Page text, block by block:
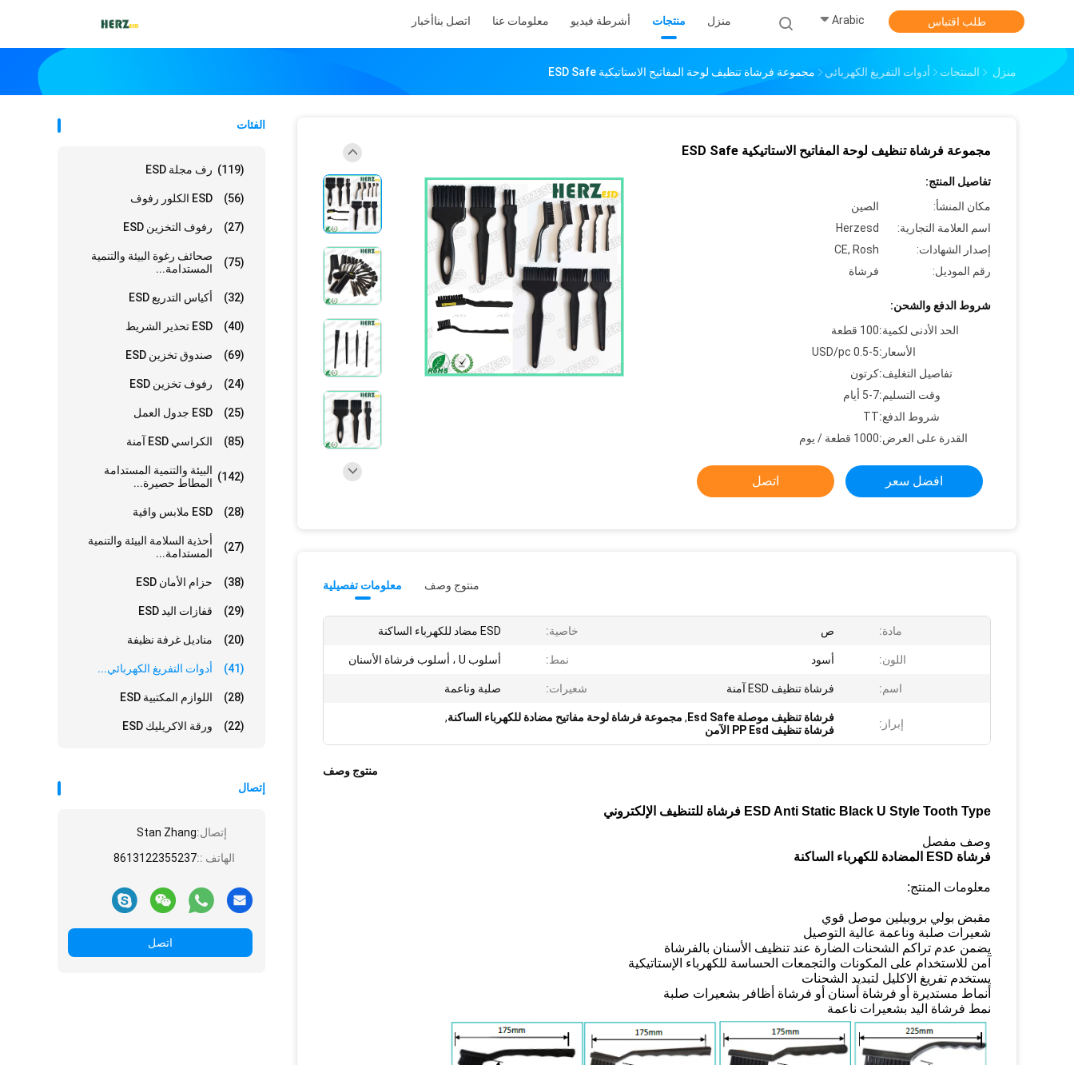
منزل منتجات أشرطة فيديو معلومات عنا اتصل بناأخبار Arabic طلب اقتباس
منزل المنتجات أدوات التفريغ الكهربائي مجموعة فرشاة تنظيف لوحة المفاتيح الاستاتيكية ESD Safe
الفئات
رف مجلة ESD (119)
ESD الكلور رفوف (56)
رفوف التخزين ESD (27)
صحائف رغوة البيئة والتنمية
المستدامة...
(75)
أكياس التدريع ESD (32)
ESD تحذير الشريط (40)
صندوق تخزين ESD (69)
رفوف تخزين ESD (24)
ESD جدول العمل (25)
الكراسي ESD آمنة (85)
البيئة والتنمية المستدامة
المطاط حصيرة...
(142)
ESD ملابس واقية (28)
أحذية السلامة البيئة والتنمية
المستدامة...
(27)
حزام الأمان ESD (38)
قفازات اليد ESD (29)
مناديل غرفة نظيفة (20)
أدوات التفريغ الكهربائي... (41)
اللوازم المكتبية ESD (28)
ورقة الاكريليك ESD (22)
إتصال
إتصال:Stan Zhang
الهاتف ::8613122355237
اتصل
مجموعة فرشاة تنظيف لوحة المفاتيح الاستاتيكية ESD Safe
تفاصيل المنتج:
مكان المنشأ:
الصين
اسم العلامة التجارية:
Herzesd
إصدار الشهادات:
CE, Rosh
رقم الموديل:
فرشاة
شروط الدفع والشحن:
الحد الأدنى لكمية:100 قطعة
الأسعار:0.5-5 USD/pc
تفاصيل التغليف:كرتون
وقت التسليم:5-7 أيام
شروط الدفع:TT
القدرة على العرض:1000 قطعة / يوم
افضل سعر اتصل
معلومات تفصيلية منتوج وصف
مادة: ص خاصية: ESD مضاد للكهرباء الساكنة
اللون: أسود نمط: أسلوب U ، أسلوب فرشاة الأسنان
اسم: فرشاة تنظيف ESD آمنة شعيرات: صلبة وناعمة
إبراز: فرشاة تنظيف موصلة Esd Safe , مجموعة فرشاة لوحة مفاتيح مضادة للكهرباء الساكنة,
فرشاة تنظيف PP Esd الآمن
منتوج وصف
ESD Anti Static Black U Style Tooth Type فرشاة للتنظيف الإلكتروني
وصف مفصل
فرشاة ESD المضادة للكهرباء الساكنة
معلومات المنتج:
مقبض بولي بروبيلين موصل قوي
شعيرات صلبة وناعمة عالية التوصيل
يضمن عدم تراكم الشحنات الضارة عند تنظيف الأسنان بالفرشاة
آمن للاستخدام على المكونات والتجمعات الحساسة للكهرباء الإستاتيكية
يستخدم تفريغ الاكليل لتبديد الشحنات
أنماط مستديرة أو فرشاة أسنان أو فرشاة أظافر بشعيرات صلبة
نمط فرشاة اليد بشعيرات ناعمة